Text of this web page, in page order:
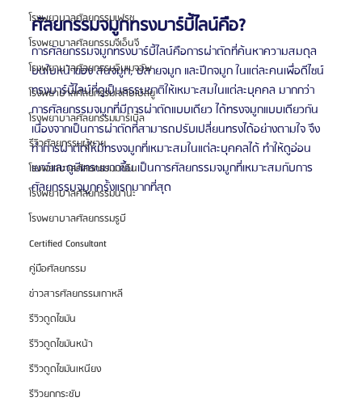
โรงพยาบาลศัลยกรรมเฟรช
โรงพยาบาลศัลยกรรมจีเอ็นจี
โรงพยาบาลศัลยกรรมอิมเมจอัพ
โรงพยาบาลศัลยกรรมเจดับเบิลยู
โรงพยาบาลศัลยกรรมมาร์เบิ้ล
รีวิวศัลยกรรมผู้ชาย
โรงพยาบาลศัลยกรรมมาอิน
โรงพยาบาลศัลยกรรมนานะ
โรงพยาบาลศัลยกรรมรูบี
Certified Consultant
คู่มือศัลยกรรม
ข่าวสารศัลยกรรมเกาหลี
รีวิวดูดไขมัน
รีวิวดูดไขมันหน้า
รีวิวดูดไขมันเหนียง
รีวิวยกกระชับ
ศัลยกรรมจมูกทรงบาร์บี้ไลน์คือ?
การศัลยกรรมจมูกทรงบาร์บี้ไลน์คือการผ่าตัดที่ค้นหาความสมดุล
บนใบหน้าของ สันจมูก, ปลายจมูก และปีกจมูก ในแต่ละคนเพื่อดีไซน์
ทรงบาร์บี้ไลน์ที่ดูเป็นธรรมชาติให้เหมาะสมในแต่ละบุคคล มากกว่า
การศัลยกรรมจมูกที่มีการผ่าตัดแบบเดียว ได้ทรงจมูกแบบเดียวกัน
เนื่องจากเป็นการผ่าตัดที่สามารถปรับเปลี่ยนทรงได้อย่างตามใจ จึง
ทำการผ่าตัดให้มีทรงจมูกที่เหมาะสมในแต่ละบุคคลได้ ทำให้ดูอ่อน
เยาว์และดูมีเทรนมากขึ้น เป็นการศัลยกรรมจมูกที่เหมาะสมกับการ
ศัลยกรรมจมูกครั้งแรกมากที่สุด